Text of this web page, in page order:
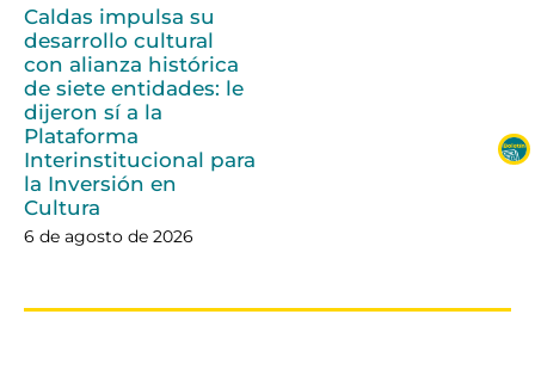
Caldas impulsa su
desarrollo cultural
con alianza histórica
de siete entidades: le
dijeron sí a la
Plataforma
Interinstitucional para
la Inversión en
Cultura
6 de agosto de 2026